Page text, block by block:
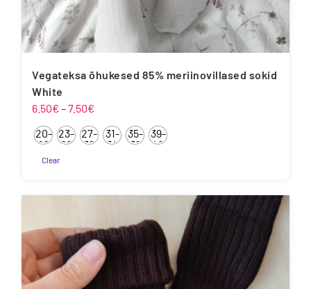
Vegateksa õhukesed 85% meriinovillased sokid
White
6.50€ –7.50€
6.50€
kuni
20-
22
23-
26
27-
30
31-
34
35-
38
39-
42
Clear
tootel
mitu
varianti.
Valikuid
saab